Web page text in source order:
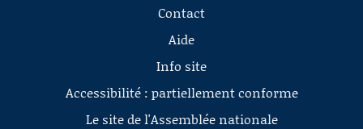
Contact
Aide
Info site
Accessibilité : partiellement conforme
Le site de l'Assemblée nationale